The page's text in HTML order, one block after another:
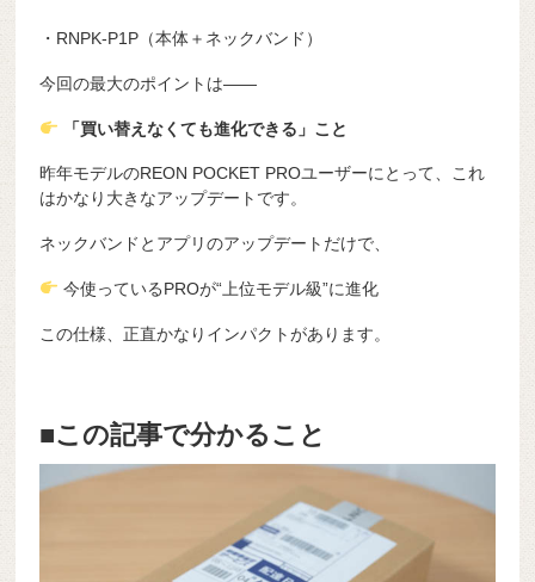
・RNPK-P1P（本体＋ネックバンド）
今回の最大のポイントは——
「買い替えなくても進化できる」こと
昨年モデルのREON POCKET PROユーザーにとって、これ
はかなり大きなアップデートです。
ネックバンドとアプリのアップデートだけで、
今使っているPROが“上位モデル級”に進化
この仕様、正直かなりインパクトがあります。
■この記事で分かること